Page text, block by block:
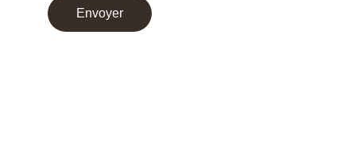
Envoyer